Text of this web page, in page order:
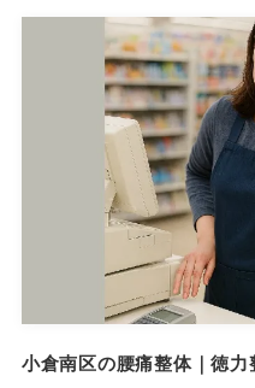
小倉南区の腰痛整体｜徳